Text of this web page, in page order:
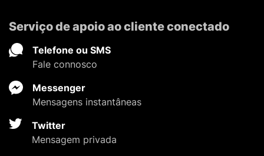
Serviço de apoio ao cliente conectado
Telefone ou SMS
Fale connosco
Messenger
Mensagens instantâneas
Twitter
Mensagem privada